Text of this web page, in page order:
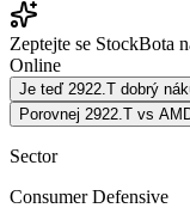
Zeptejte se StockBota
Online
Je teď 2922.T dobrý
Porovnej 2922.T vs
Sector
Consumer Defensive